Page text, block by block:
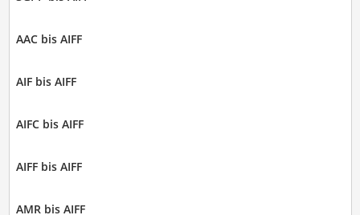
AAC bis AIFF
AIF bis AIFF
AIFC bis AIFF
AIFF bis AIFF
AMR bis AIFF